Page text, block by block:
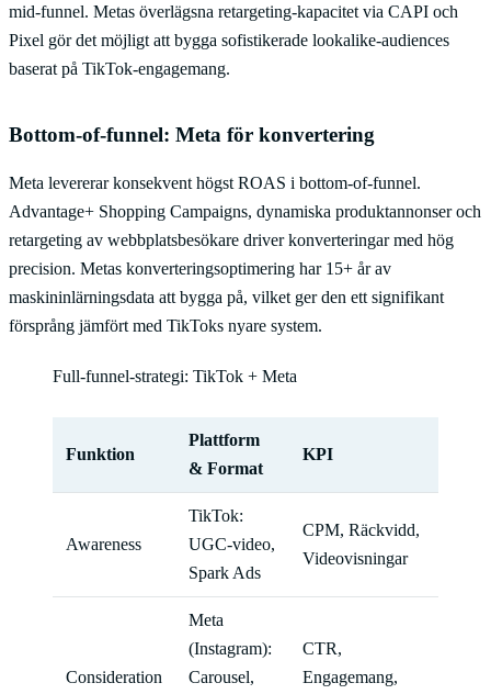
mid-funnel. Metas överlägsna retargeting-kapacitet via CAPI och
Pixel gör det möjligt att bygga sofistikerade lookalike-audiences
baserat på TikTok-engagemang.
Bottom-of-funnel: Meta för konvertering
Meta levererar konsekvent högst ROAS i bottom-of-funnel.
Advantage+ Shopping Campaigns, dynamiska produktannonser och
retargeting av webbplatsbesökare driver konverteringar med hög
precision. Metas konverteringsoptimering har 15+ år av
maskininlärningsdata att bygga på, vilket ger den ett signifikant
försprång jämfört med TikToks nyare system.
Full-funnel-strategi: TikTok + Meta
Funktion
Plattform
& Format
KPI
Awareness
TikTok:
UGC-video,
Spark Ads
CPM, Räckvidd,
Videovisningar
Consideration
Meta
(Instagram):
Carousel,
CTR,
Engagemang,